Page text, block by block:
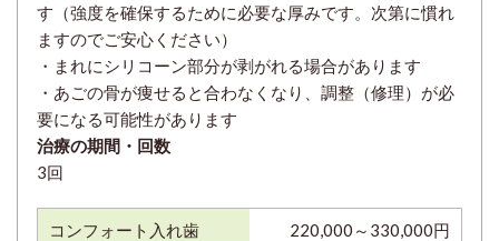
す（強度を確保するために必要な厚みです。次第に慣れ
ますのでご安心ください）
・まれにシリコーン部分が剥がれる場合があります
・あごの骨が痩せると合わなくなり、調整（修理）が必
要になる可能性があります
治療の期間・回数
3回
コンフォート入れ歯 220,000～330,000円